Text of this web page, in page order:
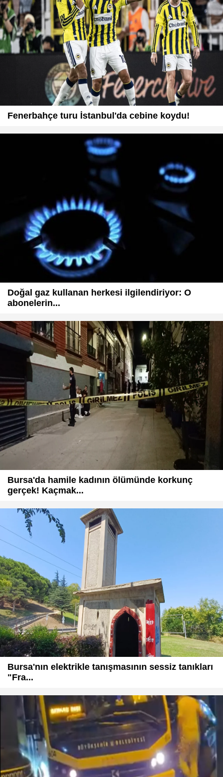
Fenerbahçe turu İstanbul'da cebine koydu!
Doğal gaz kullanan herkesi ilgilendiriyor: O
abonelerin...
Bursa'da hamile kadının ölümünde korkunç
gerçek! Kaçmak...
Bursa'nın elektrikle tanışmasının sessiz tanıkları
"Fra...